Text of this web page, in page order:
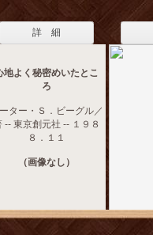
詳 細
地よく秘密めいたとこ
ろ
ター・Ｓ．ビーグル／
-- 東京創元社 -- １９８
８．１１
（画像なし）